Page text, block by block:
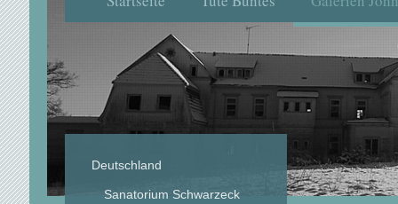
Deutschland
Sanatorium Schwarzeck